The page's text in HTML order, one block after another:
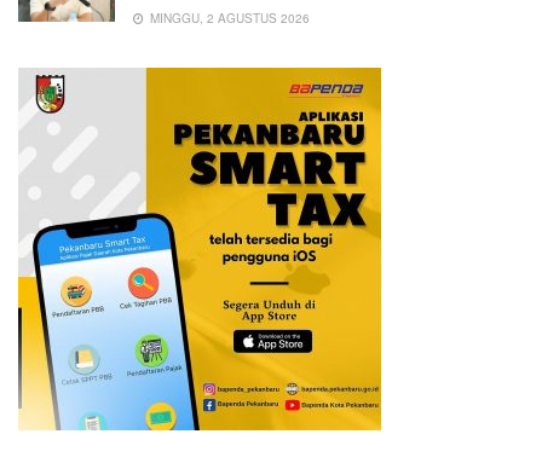
MINGGU, 2 AGUSTUS 2026